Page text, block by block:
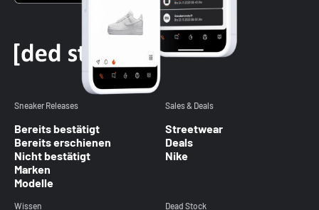
Sneaker Releases
Bereits bestätigt
Bereits erschienen
Nicht bestätigt
Marken
Modelle
Sales & Deals
Streetwear
Deals
Nike
Wissen Dead Stock